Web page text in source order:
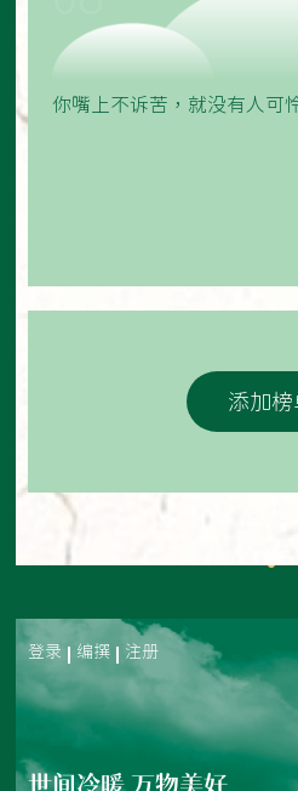
你嘴上不诉苦，就没有人可
添加榜
登录 编撰 注册
世间冷暖 万物美好